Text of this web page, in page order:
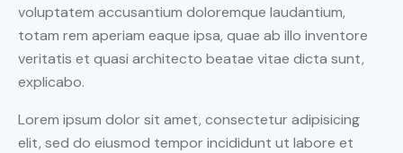
voluptatem accusantium doloremque laudantium,
totam rem aperiam eaque ipsa, quae ab illo inventore
veritatis et quasi architecto beatae vitae dicta sunt,
explicabo.
Lorem ipsum dolor sit amet, consectetur adipisicing
elit, sed do eiusmod tempor incididunt ut labore et